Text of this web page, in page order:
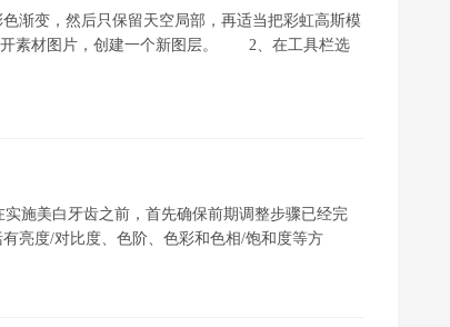
渐变，然后只保留天空局部，再适当把彩虹高斯模
图片，创建一个新图层。 2、在工具栏选
白牙齿之前，首先确保前期调整步骤已经完
度/对比度、色阶、色彩和色相/饱和度等方